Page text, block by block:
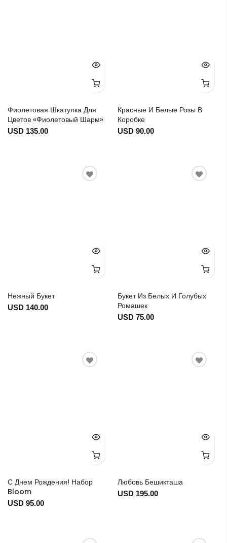
Фиолетовая Шкатулка Для
Цветов «Фиолетовый Шарм»
USD 135.00
Красные И Белые Розы В
Коробке
USD 90.00
Нежный Букет
USD 140.00
Букет Из Белых И Голубых
Ромашек
USD 75.00
С Днем Рождения! Набор
Bloom
USD 95.00
Любовь Бешикташа
USD 195.00